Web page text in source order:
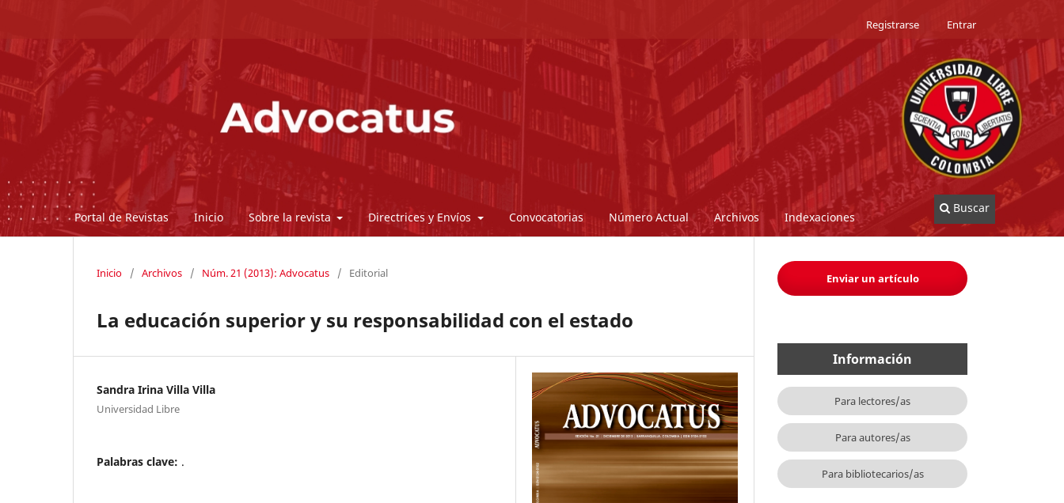
Portal de Revistas Inicio Sobre la revista Directrices y Envíos Convocatorias Número Actual Archivos Indexaciones
Buscar
Registrarse Entrar
Inicio / Archivos / Núm. 21 (2013): Advocatus / Editorial
La educación superior y su responsabilidad con el estado
Sandra Irina Villa Villa
Universidad Libre
Palabras clave: .
Enviar un artículo
Información
Para lectores/as
Para autores/as
Para bibliotecarios/as